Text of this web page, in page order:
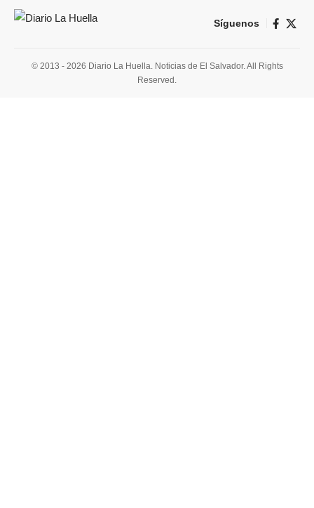
Síguenos
© 2013 - 2026 Diario La Huella. Noticias de El Salvador. All Rights
Reserved.